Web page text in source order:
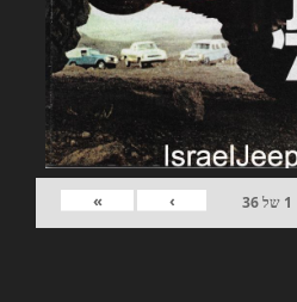
1 של36
›
»